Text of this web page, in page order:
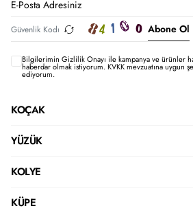
Abone Ol
Bilgilerimin Gizlilik Onayı ile kampanya ve ürünler
haberdar olmak istiyorum.KVKK mevzuatına uygun
ediyorum.
KOÇAK
YÜZÜK
KOLYE
KÜPE